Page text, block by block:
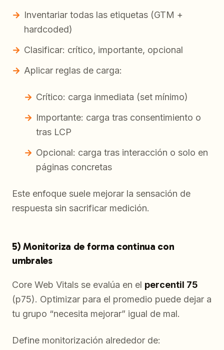
Inventariar todas las etiquetas (GTM +
hardcoded)
Clasificar: crítico, importante, opcional
Aplicar reglas de carga:
Crítico: carga inmediata (set mínimo)
Importante: carga tras consentimiento o
tras LCP
Opcional: carga tras interacción o solo en
páginas concretas
Este enfoque suele mejorar la sensación de
respuesta sin sacrificar medición.
5) Monitoriza de forma continua con
umbrales
Core Web Vitals se evalúa en el percentil 75
(p75). Optimizar para el promedio puede dejar a
tu grupo “necesita mejorar” igual de mal.
Define monitorización alrededor de: